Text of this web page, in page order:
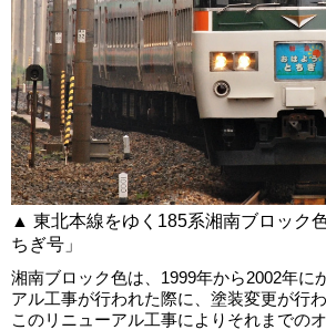
▲ 東北本線をゆく185系湘南ブロック
ちぎ号」
湘南ブロック色は、1999年から2002年に
アル工事が行われた際に、塗装変更が行
このリニューアル工事によりそれまでの